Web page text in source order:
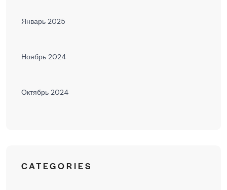
Январь 2025
Ноябрь 2024
Октябрь 2024
CATEGORIES